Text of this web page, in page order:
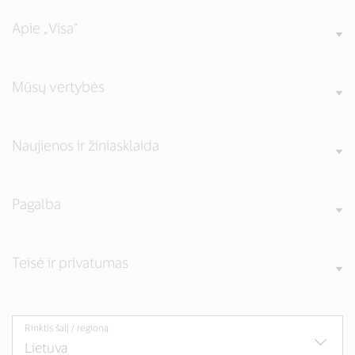
Apie „Visa“
Mūsų vertybės
Naujienos ir žiniasklaida
Pagalba
Teisė ir privatumas
Rinktis šalį / regioną